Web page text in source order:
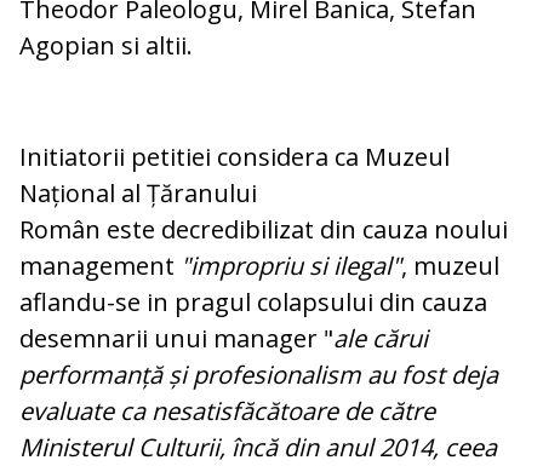
Theodor Paleologu, Mirel Banica, Stefan
Agopian si altii.
Initiatorii petitiei considera ca Muzeul
Național al Țăranului
Român este decredibilizat din cauza noului
management "impropriu si ilegal", muzeul
aflandu-se in pragul colapsului din cauza
desemnarii unui manager "ale cărui
performanță și profesionalism au fost deja
evaluate ca nesatisfăcătoare de către
Ministerul Culturii, încă din anul 2014, ceea